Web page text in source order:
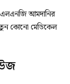
এলএনজি আমদানির
কোনো মেডিকেল